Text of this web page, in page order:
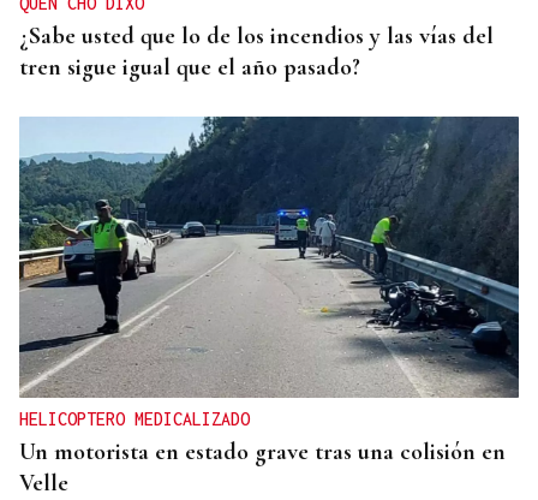
¿Sabe usted que lo de los incendios y las vías del
tren sigue igual que el año pasado?
HELICOPTERO MEDICALIZADO
Un motorista en estado grave tras una colisión en
Velle